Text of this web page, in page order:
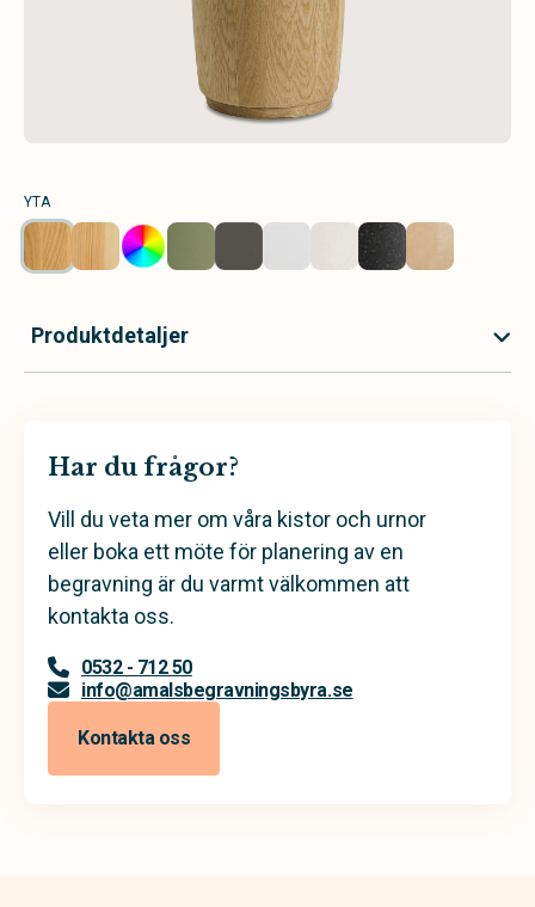
YTA
Produktdetaljer
Har du frågor?
Vill du veta mer om våra kistor och urnor
eller boka ett möte för planering av en
begravning är du varmt välkommen att
kontakta oss.
0532 - 712 50
info@amalsbegravningsbyra.se
Kontakta oss